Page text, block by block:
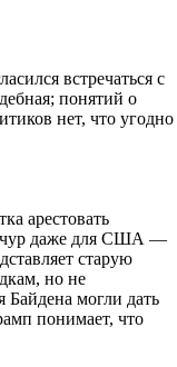
встречаться с
понятий о
нет, что угодно
арестовать
даже для США —
старую
но не
Байдена могли дать
понимает, что